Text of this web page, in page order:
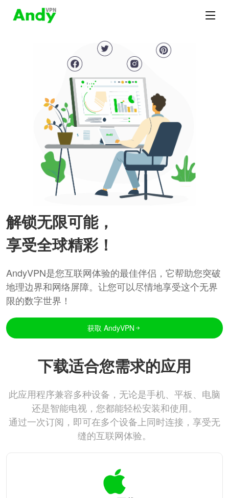
解锁无限可能，
享受全球精彩！
AndyVPN是您互联网体验的最佳伴侣，它帮助您突破
地理边界和网络屏障。让您可以尽情地享受这个无界
限的数字世界！
获取 AndyVPN
下载适合您需求的应用
此应用程序兼容多种设备，无论是手机、平板、电脑
还是智能电视，您都能轻松安装和使用。
通过一次订阅，即可在多个设备上同时连接，享受无
缝的互联网体验。